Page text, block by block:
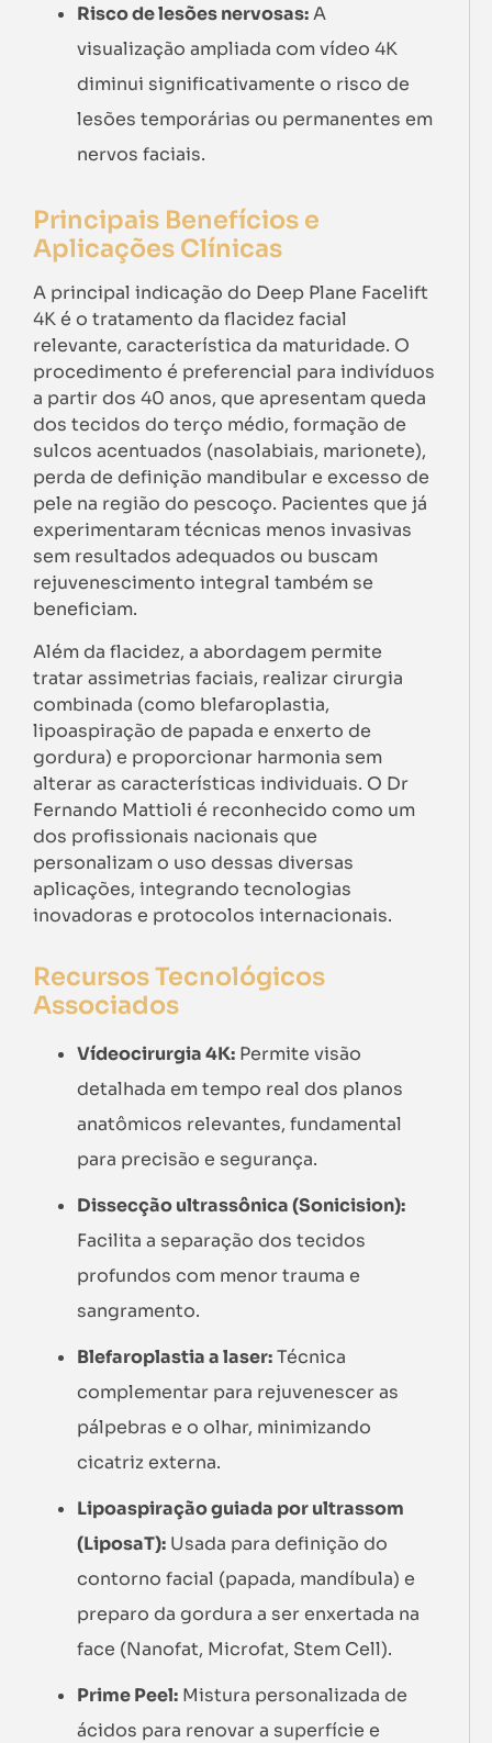
Risco de lesões nervosas:A
visualização ampliada com vídeo 4K
diminui significativamente o risco de
lesões temporárias ou permanentes em
nervos faciais.
Principais Benefícios e
Aplicações Clínicas
A principal indicação do Deep Plane Facelift
4K é o tratamento da flacidez facial
relevante, característica da maturidade. O
procedimento é preferencial para indivíduos
a partir dos 40 anos, que apresentam queda
dos tecidos do terço médio, formação de
sulcos acentuados (nasolabiais, marionete),
perda de definição mandibular e excesso de
pele na região do pescoço. Pacientes que já
experimentaram técnicas menos invasivas
sem resultados adequados ou buscam
rejuvenescimento integral também se
beneficiam.
Além da flacidez, a abordagem permite
tratar assimetrias faciais, realizar cirurgia
combinada (como blefaroplastia,
lipoaspiração de papada e enxerto de
gordura) e proporcionar harmonia sem
alterar as características individuais. O Dr
Fernando Mattioli é reconhecido como um
dos profissionais nacionais que
personalizam o uso dessas diversas
aplicações, integrando tecnologias
inovadoras e protocolos internacionais.
Recursos Tecnológicos
Associados
Vídeocirurgia 4K: Permite visão
detalhada em tempo real dos planos
anatômicos relevantes, fundamental
para precisão e segurança.
Dissecção ultrassônica (Sonicision):
Facilita a separação dos tecidos
profundos com menor trauma e
sangramento.
Blefaroplastia a laser:Técnica
complementar para rejuvenescer as
pálpebras e o olhar, minimizando
cicatriz externa.
Lipoaspiração guiada por ultrassom
(LiposaT): Usada para definição do
contorno facial (papada, mandíbula) e
preparo da gordura a ser enxertada na
face (Nanofat, Microfat, Stem Cell).
Prime Peel: Mistura personalizada de
ácidos para renovar a superfície e